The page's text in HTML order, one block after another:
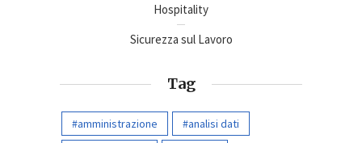
Hospitality
Sicurezza sul Lavoro
Tag
amministrazione
analisi dati